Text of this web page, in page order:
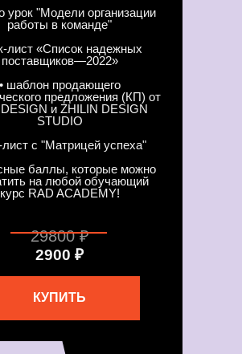
КУПИТЬ
урок "Модели организации
работы в команде"
лист «Список надежных
поставщиков—2022»
• шаблон продающего
предложения (КП) от
и ZHILIN DESIGN
STUDIO
лист с "Матрицей успеха"
баллы, которые можно
на любой обучающий
курс RAD ACADEMY!
29800 ₽
2900 ₽